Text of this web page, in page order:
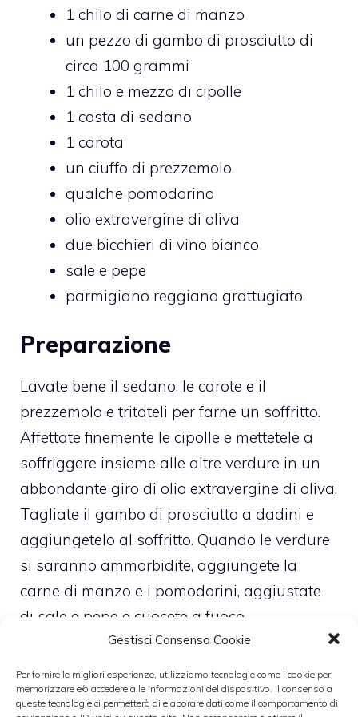
Gestisci Consenso Cookie
Per fornire le migliori esperienze, utilizziamo tecnologie come i cookie per
memorizzare e/o accedere alle informazioni del dispositivo. Il consenso a
queste tecnologie ci permetterà di elaborare dati come il comportamento di
1 chilo di carne di manzo
un pezzo di gambo di prosciutto di
circa 100 grammi
1 chilo e mezzo di cipolle
1 costa di sedano
1 carota
un ciuffo di prezzemolo
qualche pomodorino
olio extravergine di oliva
due bicchieri di vino bianco
sale e pepe
parmigiano reggiano grattugiato
Preparazione
Lavate bene il sedano, le carote e il
prezzemolo e tritateli per farne un soffritto.
Affettate finemente le cipolle e mettetele a
soffriggere insieme alle altre verdure in un
abbondante giro di olio extravergine di oliva.
Tagliate il gambo di prosciutto a dadini e
aggiungetelo al soffritto. Quando le verdure
si saranno ammorbidite, aggiungete la
carne di manzo e i pomodorini, aggiustate
di sale e pepe e cuocete a fuoco
lento aggiungendo gradualmente il vino (se
la carne dovesse attaccarsi aggiungere
anche dell’acqua) e cuocere a fuoco lento